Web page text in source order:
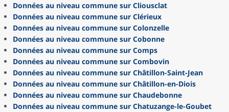
Données au niveau commune sur Cliousclat
Données au niveau commune sur Clérieux
Données au niveau commune sur Colonzelle
Données au niveau commune sur Cobonne
Données au niveau commune sur Comps
Données au niveau commune sur Combovin
Données au niveau commune sur Châtillon-Saint-Jean
Données au niveau commune sur Châtillon-en-Diois
Données au niveau commune sur Chaudebonne
Données au niveau commune sur Chatuzange-le-Goubet